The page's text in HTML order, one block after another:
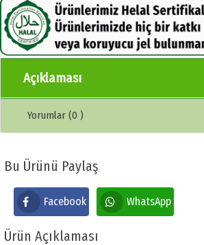
Açıklaması
Yorumlar (0 )
Bu Ürünü Paylaş
Facebook WhatsApp
Ürün Açıklaması